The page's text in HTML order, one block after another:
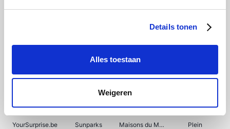
Details tonen
Alles toestaan
Weigeren
Shein Bergfreunde Pazzox Smartwatchbanden
YourSurprise.be Sunparks Maisons du Monde Plein